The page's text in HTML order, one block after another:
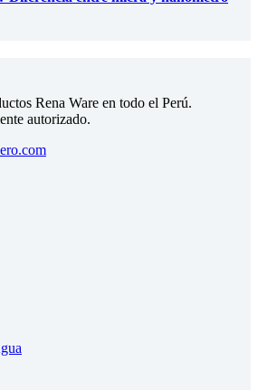
Rena Ware en todo el Perú.
autorizado.